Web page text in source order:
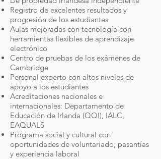
Registro de excelentes resultados y
progresión de los estudiantes
Aulas mejoradas con tecnología con
herramientas flexibles de aprendizaje
electrónico
Centro de pruebas de los exámenes de
Cambridge
Personal experto con altos niveles de
apoyo a los estudiantes
Acreditaciones nacionales e
internacionales: Departamento de
Educación de Irlanda (QQI), IALC,
EAQUALS
Programa social y cultural con
oportunidades de voluntariado, pasantías
y experiencia laboral